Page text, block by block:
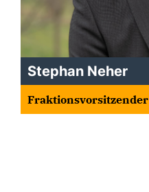
Stephan Neher
Fraktionsvorsitzender